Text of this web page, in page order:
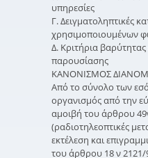
υπηρεσίες
Γ. Δειγματοληπτικές
χρησιμοποιουμένων
Δ. Κριτήρια
παρουσίασης
ΚΑΝΟΝΙΣΜΟΣ
Από το σύνολο των
οργανισμός από την
αμοιβή του άρθρου
(ραδιοτηλεοπτικές
εκτέλεση και
του άρθρου 18 ν 2121/